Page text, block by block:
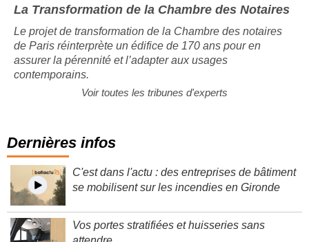
Le projet de transformation de la Chambre des notaires
de Paris réinterprète un édifice de 170 ans pour en
assurer la pérennité et l’adapter aux usages
Dernières infos
C'est dans l'actu : des entreprises de bâtiment
Vos portes stratifiées et huisseries sans